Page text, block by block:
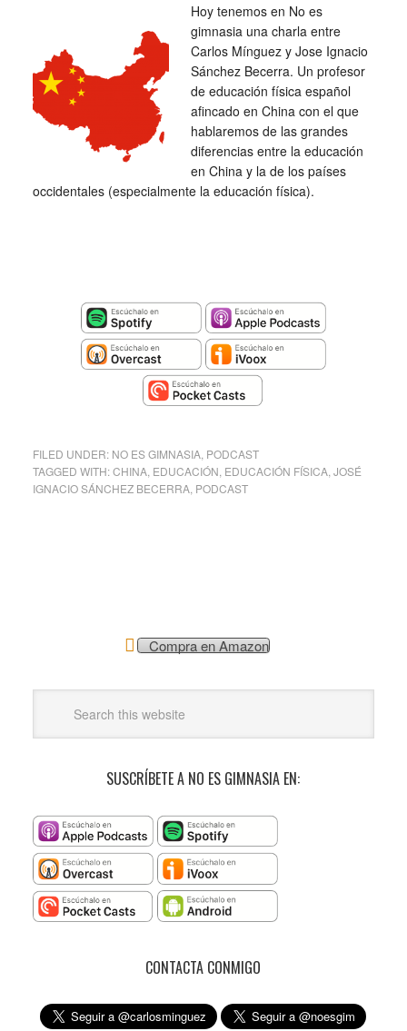
Hoy tenemos en No es
gimnasia una charla entre
Carlos Mínguez y Jose Ignacio
Sánchez Becerra. Un profesor
de educación física español
afincado en China con el que
hablaremos de las grandes
diferencias entre la educación
en China y la de los países
occidentales (especialmente la educación física).
FILED UNDER: NO ES GIMNASIA, PODCAST
TAGGED WITH:CHINA, EDUCACIÓN EDUCACIÓN FÍSICA, JOSÉ
IGNACIO SÁNCHEZ BECERRA, PODCAST
Compra en Amazon
SUSCRÍBETE A NO ES GIMNASIA EN:
CONTACTA CONMIGO